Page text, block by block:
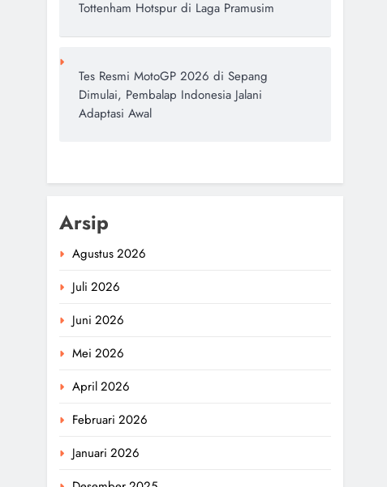
Tottenham Hotspur di Laga Pramusim
Tes Resmi MotoGP 2026 di Sepang
Dimulai, Pembalap Indonesia Jalani
Adaptasi Awal
Arsip
Agustus 2026
Juli 2026
Juni 2026
Mei 2026
April 2026
Februari 2026
Januari 2026